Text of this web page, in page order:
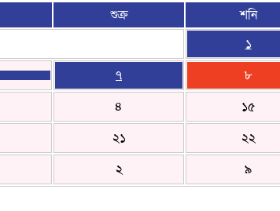
শুক্র শনি
১
৭ ৮
৪ ১৫
২১ ২২
২ ৯